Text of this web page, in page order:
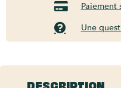
Paiement
Une
DESCRIPTION